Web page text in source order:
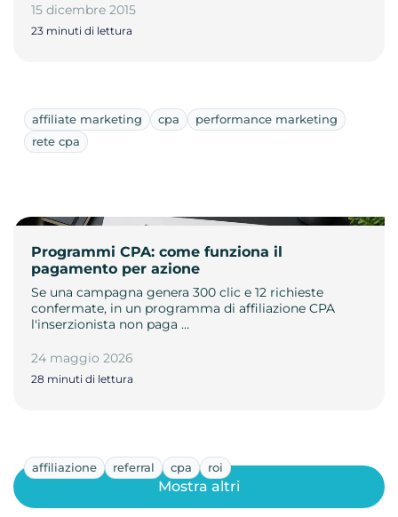
15 dicembre 2015
23 minuti di lettura
affiliate marketing cpa
performance marketing
rete cpa
Programmi CPA: come funziona il
pagamento per azione
Se una campagna genera 300 clic e 12 richieste
confermate, in un programma di affiliazione CPA
l'inserzionista non paga …
24 maggio 2026
28 minuti di lettura
affiliazione referral cpa roi
Mostra altri